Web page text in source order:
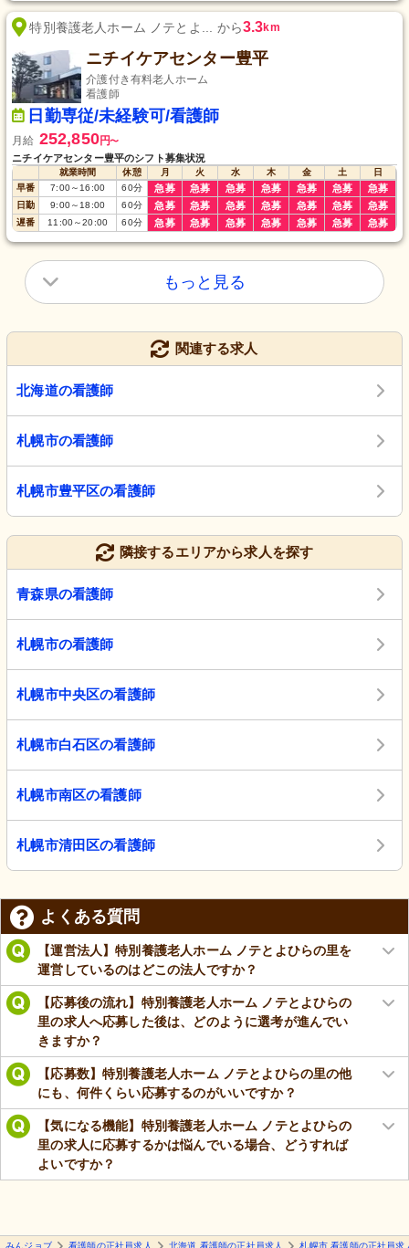
特別養護老人ホーム ノテとよ... から3.3km
ニチイケアセンター豊平
介護付き有料老人ホーム
看護師
日勤専従/未経験可/看護師
月給 252,850円〜
ニチイケアセンター豊平のシフト募集状況
就業時間 休憩 月 火 水 木 金 土
日
早番
7:00～16:00 60分 急募 急募 急募 急募 急募 急募 急募
日勤 9:00～18:00 60分 急募 急募 急募 急募 急募 急募 急募
遅番 11:00～20:00 60分 急募 急募 急募 急募 急募 急募 急募
もっと見る
関連する求人
北海道の看護師
札幌市の看護師
札幌市豊平区の看護師
隣接するエリアから求人を探す
青森県の看護師
札幌市の看護師
札幌市中央区の看護師
札幌市白石区の看護師
札幌市南区の看護師
札幌市清田区の看護師
よくある質問
【運営法人】特別養護老人ホーム ノテとよひらの里を
運営しているのはどこの法人ですか？
【応募後の流れ】特別養護老人ホーム ノテとよひらの
里の求人へ応募した後は、どのように選考が進んでい
きますか？
【応募数】特別養護老人ホーム ノテとよひらの里の他
にも、何件くらい応募するのがいいですか？
【気になる機能】特別養護老人ホーム ノテとよひらの
里の求人に応募するかは悩んでいる場合、どうすれば
よいですか？
みんジョブ 看護師の正社員求人 北海道 看護師の正社員求人 札幌市 看護師の正社員求